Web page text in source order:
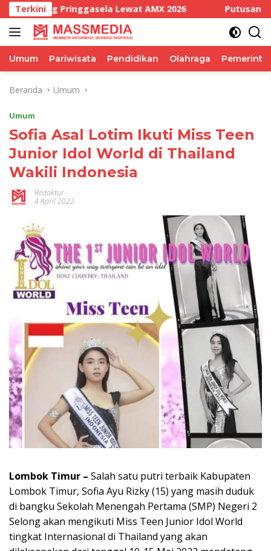
Langsung
ke
konten
TerkiniLewat AMX 2026 Putusan Bebas Bukan
Umum Pariwisata Pendidikan Olahraga
Beranda Umum
Umum
Sofia Asal Lotim Ikuti Miss Teen
Junior Idol World di Thailand
Wakili Indonesia
Redaktur
4 April 2022
Lombok Timur – Salah satu putri terbaik Kabupaten
Lombok Timur, Sofia Ayu Rizky (15) yang masih duduk
di bangku Sekolah Menengah Pertama (SMP) Negeri 2
Selong akan mengikuti Miss Teen Junior Idol World
tingkat Internasional di Thailand yang akan